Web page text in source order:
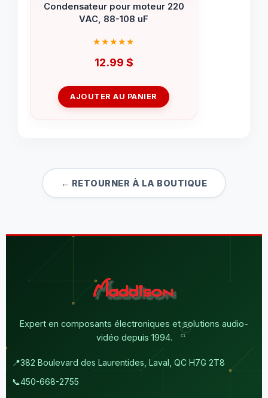
Condensateur pour moteur 220
VAC, 88-108 uF
12.99 $
AJOUTER AU PANIER
← RETOURNER À LA BOUTIQUE
Expert en composants électroniques et solutions audio-
vidéo depuis 1994.
📍382 Boulevard des Laurentides, Laval, QC H7G 2T8
📞450-668-2755